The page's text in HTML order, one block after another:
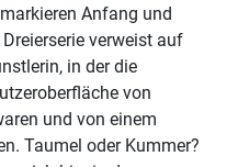
Anfang und
verweist auf
in der die
von
und von einem
Taumel oder Kummer?